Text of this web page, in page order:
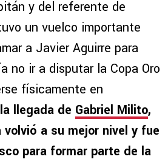
y del referente de
un vuelco importante
a Javier Aguirre para
no ir a disputar la Copa Oro
físicamente en
llegada de Gabriel Milito,
a su mejor nivel y fue
para formar parte de la